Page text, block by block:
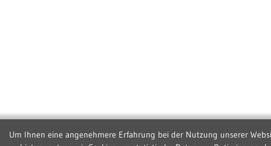
Um Ihnen eine angenehmere Erfahrung bei der Nutzung unserer